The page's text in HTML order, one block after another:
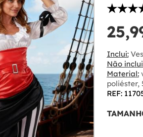
Inclui:
Não
Material:
poliéster,
REF: